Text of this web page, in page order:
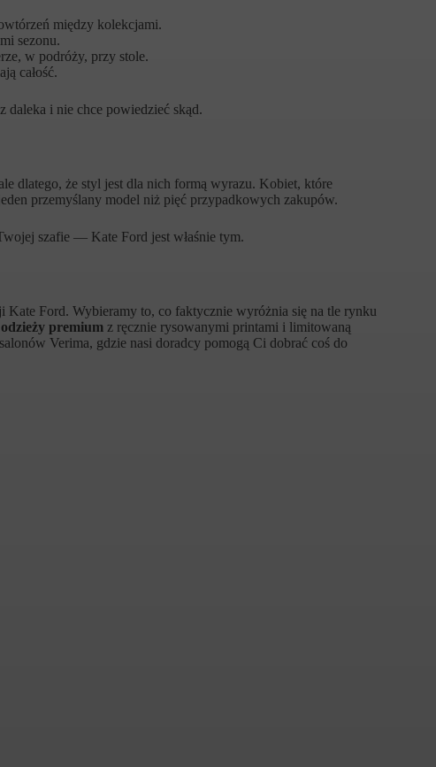
między kolekcjami.
sezonu.
w podróży, przy stole.
całość.
daleka i nie chce powiedzieć skąd.
dlatego, że styl jest dla nich formą wyrazu. Kobiet, które
przemyślany model niż pięć przypadkowych zakupów.
szafie — Kate Ford jest właśnie tym.
Ford. Wybieramy to, co faktycznie wyróżnia się na tle rynku
premium z ręcznie rysowanymi printami i limitowaną
Verima, gdzie nasi doradcy pomogą Ci dobrać coś do